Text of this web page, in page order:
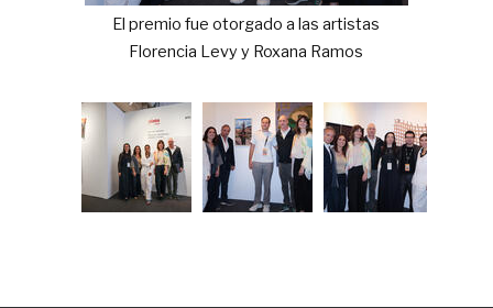
El premio fue otorgado a las artistas
Florencia Levy y Roxana Ramos